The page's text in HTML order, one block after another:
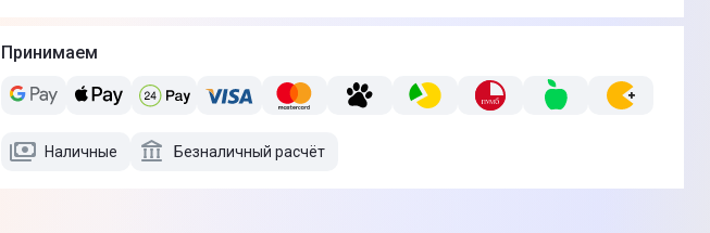
Принимаем
Наличные Безналичный расчёт